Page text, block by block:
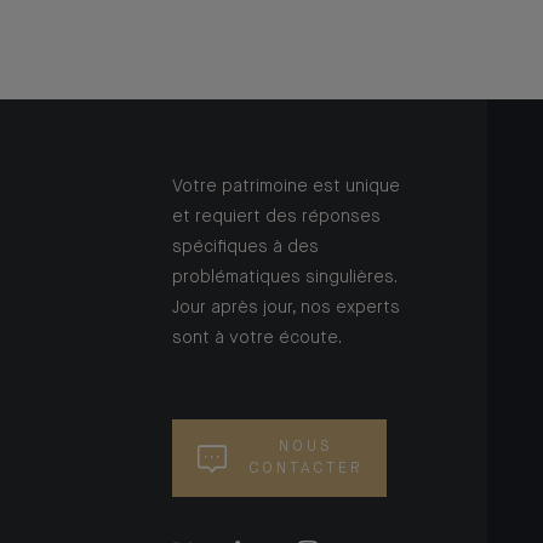
Votre patrimoine est unique
et requiert des réponses
spécifiques à des
problématiques singulières.
Jour après jour, nos experts
sont à votre écoute.
NOUS
CONTACTER